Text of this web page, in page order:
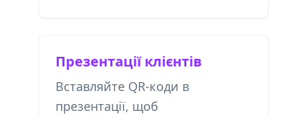
Презентації клієнтів
Вставляйте QR-коди в
презентації, щоб